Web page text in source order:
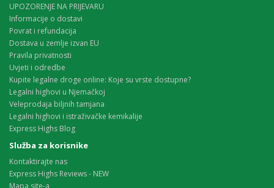
UPOZORENJE NA PRIJEVARU
Informacije o dostavi
Povrat i refundacija
Dostava u zemlje izvan EU
Pravila privatnosti
Uvjeti i odredbe
Kupite legalne droge online: Koje su vrste dostupne?
Legalni highovi u Njemačkoj
Veleprodaja biljnih tamjana
Legalni highovi i istraživačke kemikalije
Express Highs Blog
Služba za korisnike
Kontaktirajte nas
Express Highs Reviews - NEW
Mapa site-a